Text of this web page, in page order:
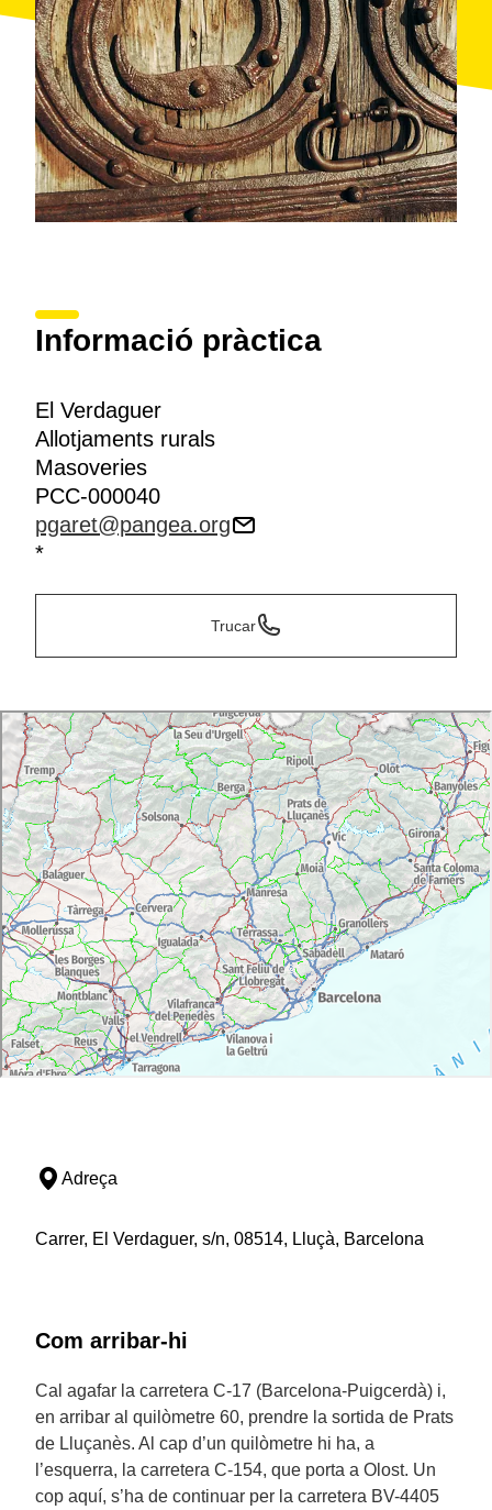
Informació pràctica
El Verdaguer
Allotjaments rurals
Masoveries
PCC-000040
pgaret@pangea.org
*
Trucar
Adreça
Carrer, El Verdaguer, s/n, 08514, Lluçà, Barcelona
Com arribar-hi
Cal agafar la carretera C-17 (Barcelona-Puigcerdà) i,
en arribar al quilòmetre 60, prendre la sortida de Prats
de Lluçanès. Al cap d’un quilòmetre hi ha, a
l’esquerra, la carretera C-154, que porta a Olost. Un
cop aquí, s’ha de continuar per la carretera BV-4405